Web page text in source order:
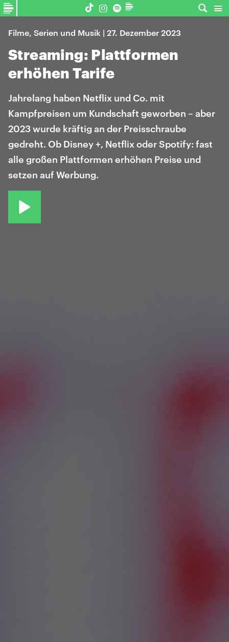
Filme, Serien und Musik | 27. Dezember 2023
Streaming: Plattformen
erhöhen Tarife
Jahrelang haben Netflix und Co. mit
Kampfpreisen um Kundschaft geworben – aber
2023 wurde kräftig an der Preisschraube
gedreht. Ob Disney +, Netflix oder Spotify: fast
alle großen Plattformen erhöhen Preise und
setzen auf Werbung.